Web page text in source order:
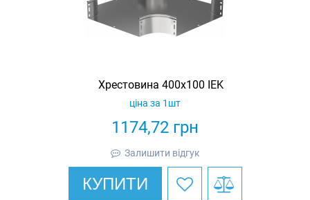
Хрестовина 400х100 IEK
1174,72 грн
ціна за 1шт
Залишити відгук
КУПИТИ